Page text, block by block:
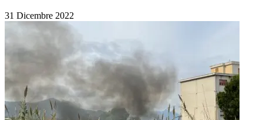
31 Dicembre 2022